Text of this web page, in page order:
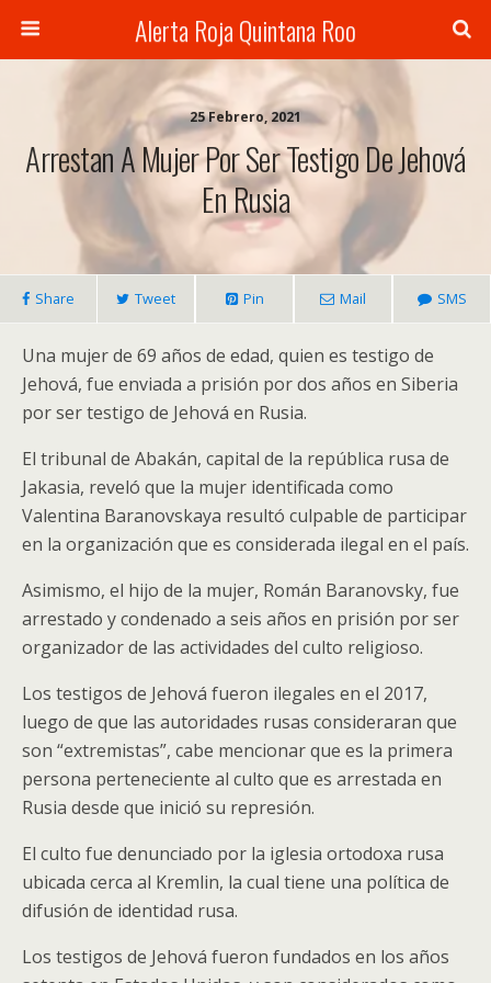
Alerta Roja Quintana Roo
25 Febrero, 2021
Arrestan A Mujer Por Ser Testigo De Jehová
En Rusia
Share Tweet Pin Mail SMS
Una mujer de 69 años de edad, quien es testigo de
Jehová, fue enviada a prisión por dos años en Siberia
por ser testigo de Jehová en Rusia.
El tribunal de Abakán, capital de la república rusa de
Jakasia, reveló que la mujer identificada como
Valentina Baranovskaya resultó culpable de participar
en la organización que es considerada ilegal en el país.
Asimismo, el hijo de la mujer, Román Baranovsky, fue
arrestado y condenado a seis años en prisión por ser
organizador de las actividades del culto religioso.
Los testigos de Jehová fueron ilegales en el 2017,
luego de que las autoridades rusas consideraran que
son “extremistas”, cabe mencionar que es la primera
persona perteneciente al culto que es arrestada en
Rusia desde que inició su represión.
El culto fue denunciado por la iglesia ortodoxa rusa
ubicada cerca al Kremlin, la cual tiene una política de
difusión de identidad rusa.
Los testigos de Jehová fueron fundados en los años